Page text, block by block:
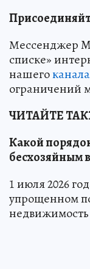
При
Мессенджер
списке»
нашегоканала
ограничений
ЧИТАЙТЕ
Какой
бесхозяйным
1 июля 2026
упрощенном